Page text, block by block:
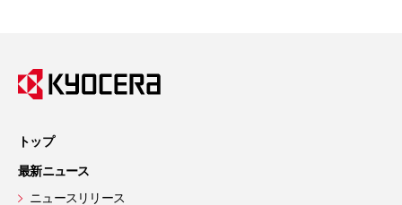
トップ
最新ニュース
ニュースリリース